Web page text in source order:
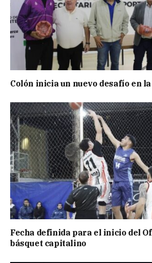
Colón inicia un nuevo desafío en
Fecha definida para el inicio del
básquet capitalino